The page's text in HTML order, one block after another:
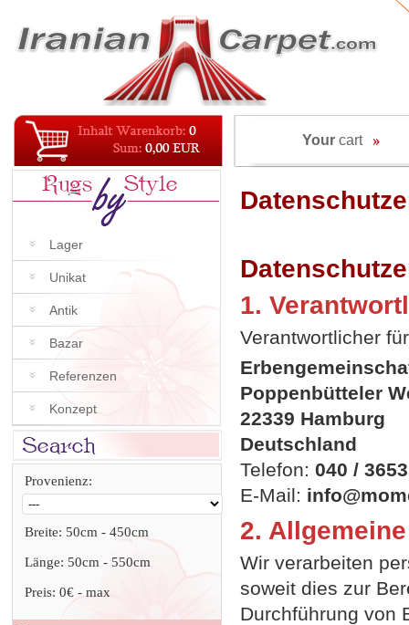
Yourcart
Lager
Unikat
Antik
Bazar
Referenzen
Konzept
Provenienz:
Breite: 50cm - 450cm
Länge: 50cm - 550cm
Preis: 0€- max
1.
Verantwortlicher
Poppenbütteler
22339 Hamburg
Deutschland
Telefon: 040 /
E-Mail:
2.
Wir verarbeiten
soweit dies zur
Durchführung von